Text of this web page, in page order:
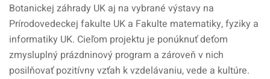
Botanickej záhrady UK aj na vybrané výstavy na
Prírodovedeckej fakulte UK a Fakulte matematiky, fyziky a
informatiky UK. Cieľom projektu je ponúknuť deťom
zmysluplný prázdninový program a zároveň v nich
posilňovať pozitívny vzťah k vzdelávaniu, vede a kultúre.